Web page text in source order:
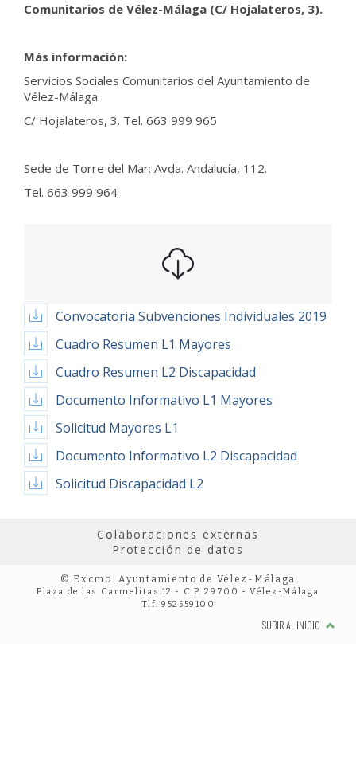
Comunitarios de Vélez-Málaga (C/ Hojalateros, 3).
Más información:
Servicios Sociales Comunitarios del Ayuntamiento de
Vélez-Málaga
C/ Hojalateros, 3. Tel. 663 999 965
Sede de Torre del Mar: Avda. Andalucía, 112.
Tel. 663 999 964
Convocatoria Subvenciones Individuales 2019
Cuadro Resumen L1 Mayores
Cuadro Resumen L2 Discapacidad
Documento Informativo L1 Mayores
Solicitud Mayores L1
Documento Informativo L2 Discapacidad
Solicitud Discapacidad L2
Colaboraciones externas
Protección de datos
© Excmo. Ayuntamiento de Vélez-Málaga
Plaza de las Carmelitas 12 - C.P. 29700 - Vélez-Málaga
Tlf: 952559100
SUBIR AL INICIO